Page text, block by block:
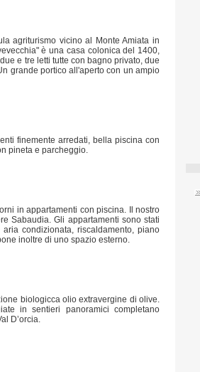
agriturismo vicino al Monte Amiata in
è una casa colonica del 1400,
e tre letti tutte con bagno privato, due
grande portico all'aperto con un ampio
finemente arredati, bella piscina con
pineta e parcheggio.
in appartamenti con piscina. Il nostro
Sabaudia. Gli appartamenti sono stati
condizionata, riscaldamento, piano
inoltre di uno spazio esterno.
biologicca olio extravergine di olive.
in sentieri panoramici completano
D’orcia.